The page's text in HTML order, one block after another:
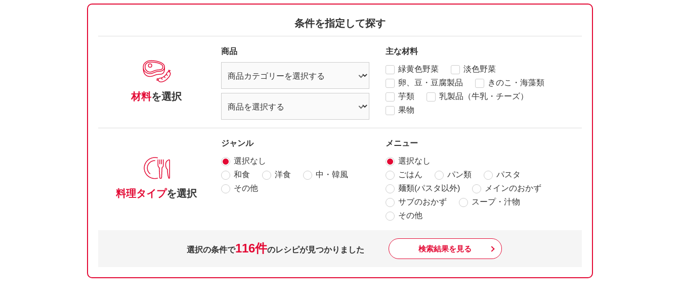
条件を指定して探す
材料を選択
商品 主な材料
緑黄色野菜
淡色野菜
卵、豆・豆腐製品
きのこ・海藻類
芋類
乳製品（牛乳・チーズ）
果物
料理タイプを選択
ジャンル
選択なし
和食
洋食
中・韓風
その他
メニュー
選択なし
ごはん
パン類
パスタ
麺類(パスタ以外)
メインのおかず
サブのおかず
スープ・汁物
その他
選択の条件で116件のレシピが見つかりました 検索結果を見る